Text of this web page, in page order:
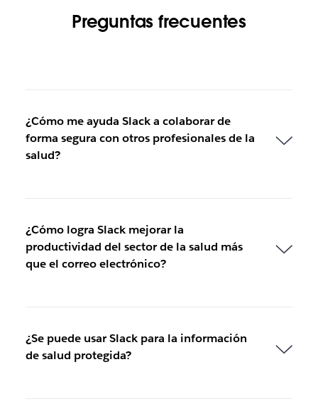
Preguntas frecuentes
¿Cómo me ayuda Slack a colaborar de
forma segura con otros profesionales de la
salud?
¿Cómo logra Slack mejorar la
productividad del sector de la salud más
que el correo electrónico?
¿Se puede usar Slack para la información
de salud protegida?